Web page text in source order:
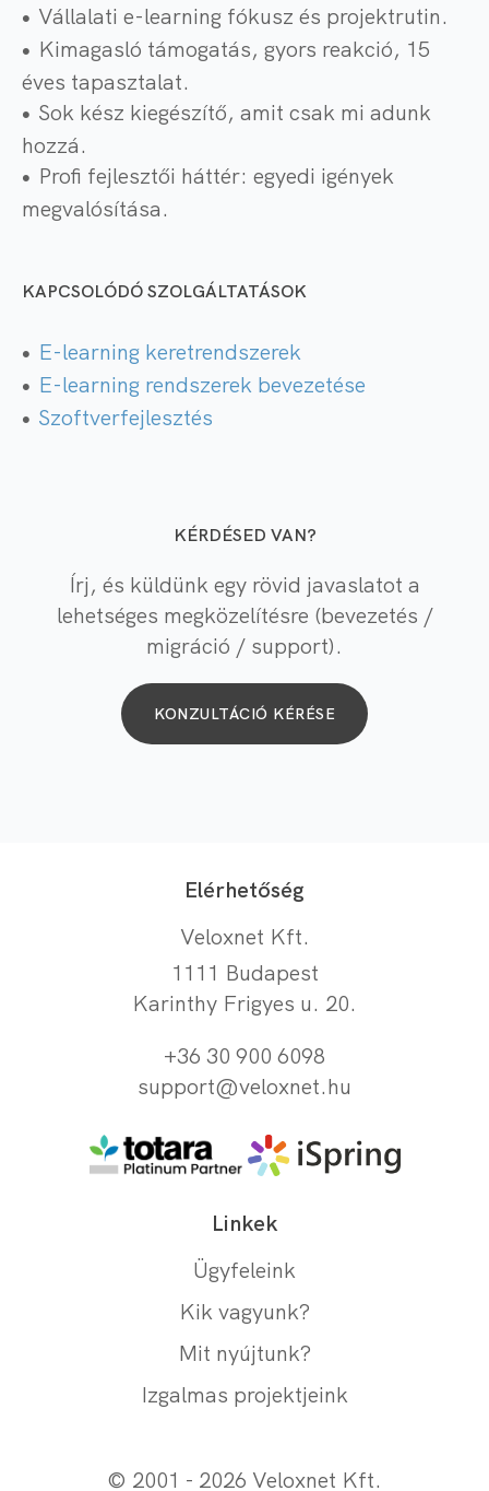
Vállalati e-learning fókusz és projektrutin.
Kimagasló támogatás, gyors reakció, 15
éves tapasztalat.
Sok kész kiegészítő, amit csak mi adunk
hozzá.
Profi fejlesztői háttér: egyedi igények
megvalósítása.
KAPCSOLÓDÓ SZOLGÁLTATÁSOK
E-learning keretrendszerek
E-learning rendszerek bevezetése
Szoftverfejlesztés
KÉRDÉSED VAN?
Írj, és küldünk egy rövid javaslatot a
lehetséges megközelítésre (bevezetés /
migráció / support).
KONZULTÁCIÓ KÉRÉSE
Elérhetőség
Veloxnet Kft.
1111 Budapest
Karinthy Frigyes u. 20.
+36 30 900 6098
support@veloxnet.hu
Linkek
Ügyfeleink
Kik vagyunk?
Mit nyújtunk?
Izgalmas projektjeink
© 2001 - 2026 Veloxnet Kft.